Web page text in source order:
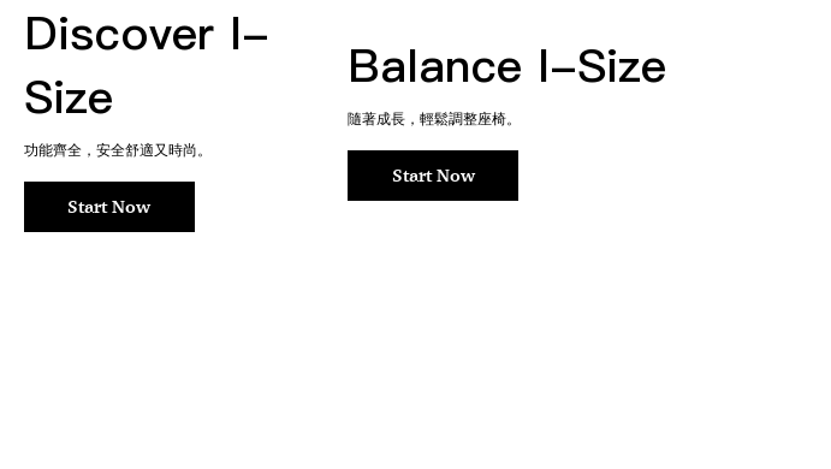
Discover I-
Size
功能齊全，安全舒適又時尚。
Start Now
Balance I-Size
隨著成長，輕鬆調整座椅。
Start Now